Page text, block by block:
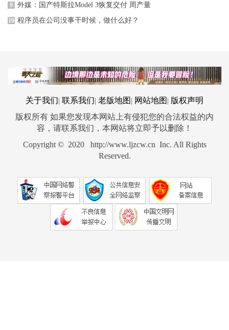
9 外媒：国产特斯拉Model 3恢复交付 周产量
10 程序员在公司没事干时候，做什么好？
关于我们| 联系我们| 老版地图 | 网站地图 | 版权声明
版权所有 如果您发现本网站上有侵犯您的合法权益的内
容，请联系我们，本网站将立即予以删除！
Copyright © 2020 http://www.ljzcw.cn Inc. All Rights
Reserved.